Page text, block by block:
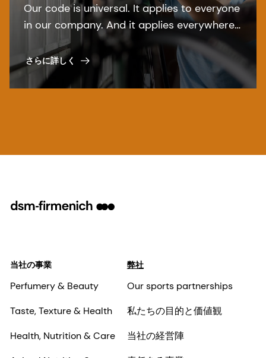
Our code is universal. It applies to everyone
in our company. And it applies everywhere.
Read more about dsm-firmenich''s Code of
Business Ethics.
さらに詳しく
当社の事業
Perfumery & Beauty
Taste, Texture & Health
Health, Nutrition & Care
弊社
Our sports partnerships
私たちの目的と価値観
当社の経営陣